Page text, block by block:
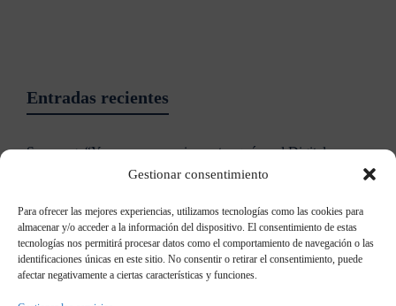
Gestionar consentimiento
Para ofrecer las mejores experiencias, utilizamos tecnologías como las cookies para
almacenar y/o acceder a la información del dispositivo. El consentimiento de estas
tecnologías nos permitirá procesar datos como el comportamiento de navegación o las
identificaciones únicas en este sitio. No consentir o retirar el consentimiento, puede
afectar negativamente a ciertas características y funciones.
Entradas recientes
Samsung: “Ya no es necesario contar qué es el Digital
Samsung patenta un televisor holográfico
Samsung Galaxy S8: todo lo que sabemos al momento